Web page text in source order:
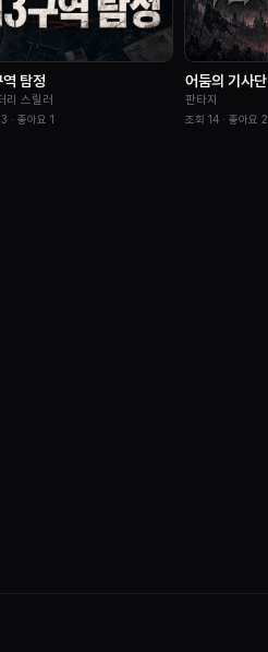
탐정
리 스릴러
· 좋아요 1
어둠의 기사단
판타지
조회 14 · 좋아요 2